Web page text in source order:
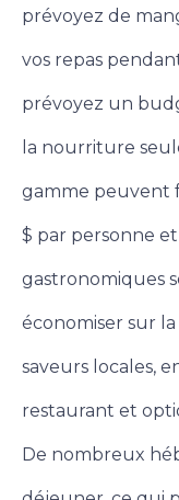
prévoyez de
vos repas
prévoyez un
la nourriture
gamme peuvent
$ par personne
gastronomiques
économiser sur
saveurs locales,
restaurant et
De nombreux